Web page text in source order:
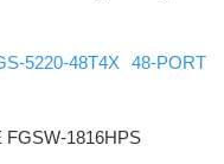
5220-48T4X 48-PORT
FGSW-1816HPS